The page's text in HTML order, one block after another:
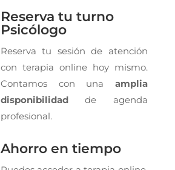
Reserva tu turno
Psicólogo
Reserva tu sesión de atención
con terapia online hoy mismo.
Contamos con una amplia
disponibilidadde agenda
profesional.
Ahorro en tiempo